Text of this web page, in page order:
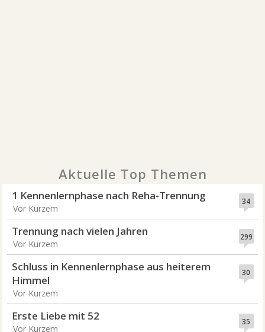
Aktuelle Top Themen
34
1 Kennenlernphase nach Reha-Trennung
Vor Kurzem
299
Trennung nach vielen Jahren
Vor Kurzem
30
Schluss in Kennenlernphase aus heiterem
Himmel
Vor Kurzem
35
Erste Liebe mit 52
Vor Kurzem